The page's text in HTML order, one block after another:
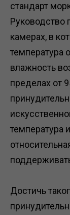
стандарт
Руководство
камерах, в
температура
влажность
пределах от
температура
Достичь